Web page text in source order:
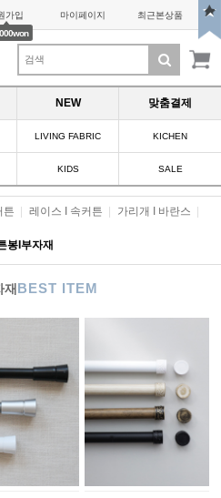
가입
마이페이지 최근본상품
NEW 맞춤결제
LIVING FABRIC KICHEN
KIDS SALE
튼 레이스 I 속커튼 가리개 I 바란스
봉I부자재
재 BEST ITEM